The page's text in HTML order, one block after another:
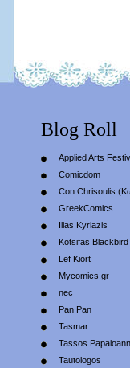
Blog Roll
Applied Arts
Comicdom
Con Chrisoulis
GreekComics
Ilias Kyriazis
Kotsifas Blackbird
Lef Kiort
Mycomics.gr
nec
Pan Pan
Tasmar
Tassos
Tautologos